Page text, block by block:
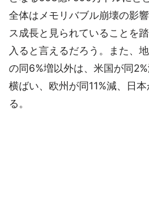
全体はメモリバブル崩壊の影
ス成長と見られていることを
入ると言えるだろう。また、
の同6%増以外は、米国が同
横ばい、欧州が同11%減、日
る。